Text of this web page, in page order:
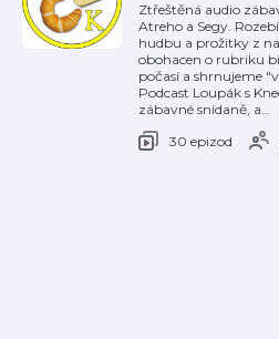
Ztřeštěná audio
Atreho a Segy.
hudbu a prožitky z
obohacen o rubriku
počasí a shrnujeme
Podcast Loupák s
zábavné snídaně, a…
30 epizod